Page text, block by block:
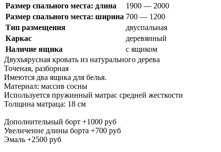
Размер спального места: длина
1900 — 2000
Размер спального места: ширина 700 — 1200
Тип размещения
двуспальная
Каркас
деревянный
Наличие ящика
с ящиком
Двухъярусная кровать из натурального дерева
Точеная, разборная
Имеются два ящика для белья.
Материал: массив сосны
Используется пружинный матрас средней жесткости
Толщина матраца: 18 см
Дополнительный борт +1000 руб
Увеличение длины борта +700 руб
Эмаль +2500 руб